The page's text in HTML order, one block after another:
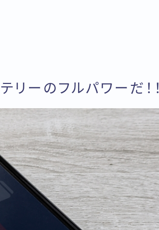
リーのフルパワーだ！！